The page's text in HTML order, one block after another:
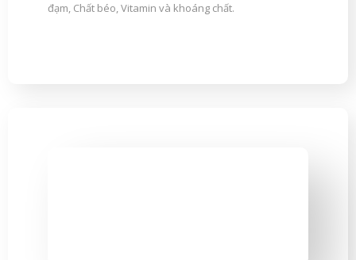
đạm, Chất béo, Vitamin và khoáng chất.